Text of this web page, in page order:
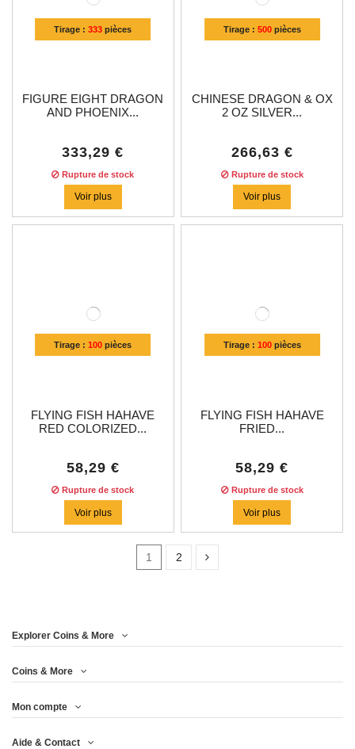
Tirage :333 pièces
FIGURE EIGHT DRAGON
AND PHOENIX...
333,29 €
Rupture de stock
Voir plus
Tirage : 500pièces
CHINESE DRAGON & OX
2 OZ SILVER...
266,63 €
Rupture de stock
Voir plus
Tirage :100 pièces
FLYING FISH HAHAVE
RED COLORIZED...
58,29 €
Rupture de stock
Voir plus
Tirage : 100pièces
FLYING FISH HAHAVE
FRIED...
58,29 €
Rupture de stock
Voir plus
1 2
Prix
Année
Metal
Explorer Coins & More
Coins & More
Mon compte
Aide & Contact